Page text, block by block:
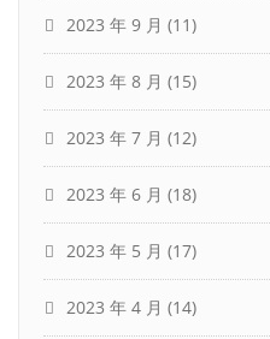
2023 年 9 月 (11)
2023 年 8 月 (15)
2023 年 7 月 (12)
2023 年 6 月 (18)
2023 年 5 月 (17)
2023 年 4 月 (14)